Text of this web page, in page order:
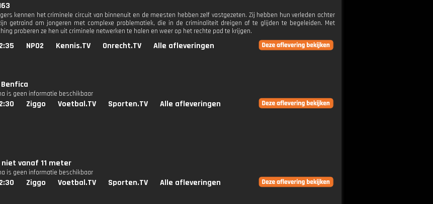
kennen het criminele circuit van binnenuit en de meesten hebben zelf vastgezeten. Zij hebben hun verleden achter
getraind om jongeren met complexe problematiek, die in de criminaliteit dreigen af te glijden te begeleiden. Met
proberen ze hen uit criminele netwerken te halen en weer op het rechte pad te krijgen.
NPO2 Kennis.TV Onrecht.TV Alle afleveringen
is geen informatie beschikbaar
Ziggo Voetbal.TV Sporten.TV Alle afleveringen
vanaf 11 meter
is geen informatie beschikbaar
Ziggo Voetbal.TV Sporten.TV Alle afleveringen